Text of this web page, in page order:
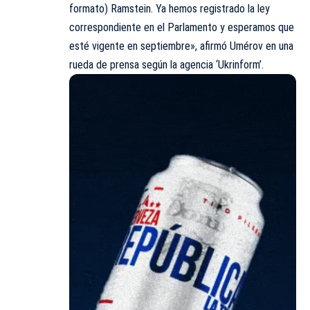
formato) Ramstein. Ya hemos registrado la ley
correspondiente en el Parlamento y esperamos que
esté vigente en septiembre», afirmó Umérov en una
rueda de prensa según la agencia ‘Ukrinform’.